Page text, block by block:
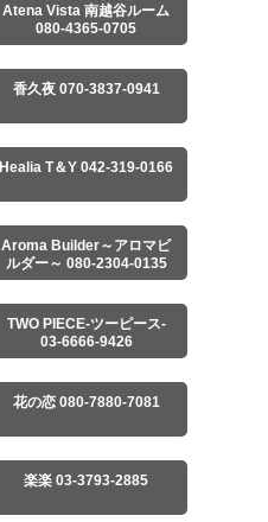
Atena Vista 南越谷ルーム
080-4365-0705
香久夜 070-3837-0941
Healia T＆Y 042-319-0166
Aroma Builder～アロマビ
ルダー～ 080-2304-0135
TWO PIECE-ツーピース-
03-6666-9426
花の恋 080-7880-7081
楽楽 03-3793-2885